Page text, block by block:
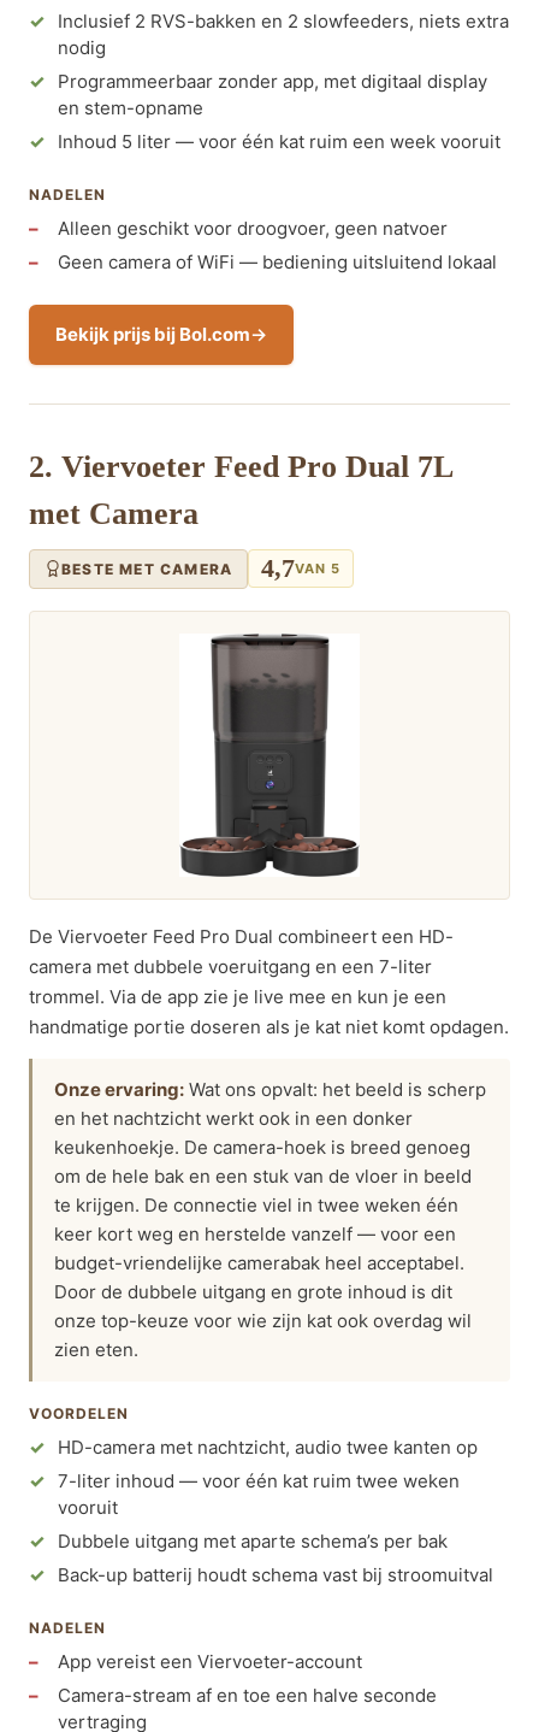
Inclusief 2 RVS-bakken en 2 slowfeeders, niets extra
nodig
Programmeerbaar zonder app, met digitaal display
en stem-opname
Inhoud 5 liter — voor één kat ruim een week vooruit
NADELEN
Alleen geschikt voor droogvoer, geen natvoer
Geen camera of WiFi — bediening uitsluitend lokaal
Bekijk prijs bij Bol.com
2. Viervoeter Feed Pro Dual 7L
met Camera
BESTE MET CAMERA 4,7VAN 5
De Viervoeter Feed Pro Dual combineert een HD-
camera met dubbele voeruitgang en een 7-liter
trommel. Via de app zie je live mee en kun je een
handmatige portie doseren als je kat niet komt opdagen.
Onze ervaring: Wat ons opvalt: het beeld is scherp
en het nachtzicht werkt ook in een donker
keukenhoekje. De camera-hoek is breed genoeg
om de hele bak en een stuk van de vloer in beeld
te krijgen. De connectie viel in twee weken één
keer kort weg en herstelde vanzelf — voor een
budget-vriendelijke camerabak heel acceptabel.
Door de dubbele uitgang en grote inhoud is dit
onze top-keuze voor wie zijn kat ook overdag wil
zien eten.
VOORDELEN
HD-camera met nachtzicht, audio twee kanten op
7-liter inhoud — voor één kat ruim twee weken
vooruit
Dubbele uitgang met aparte schema’s per bak
Back-up batterij houdt schema vast bij stroomuitval
NADELEN
App vereist een Viervoeter-account
Camera-stream af en toe een halve seconde
vertraging